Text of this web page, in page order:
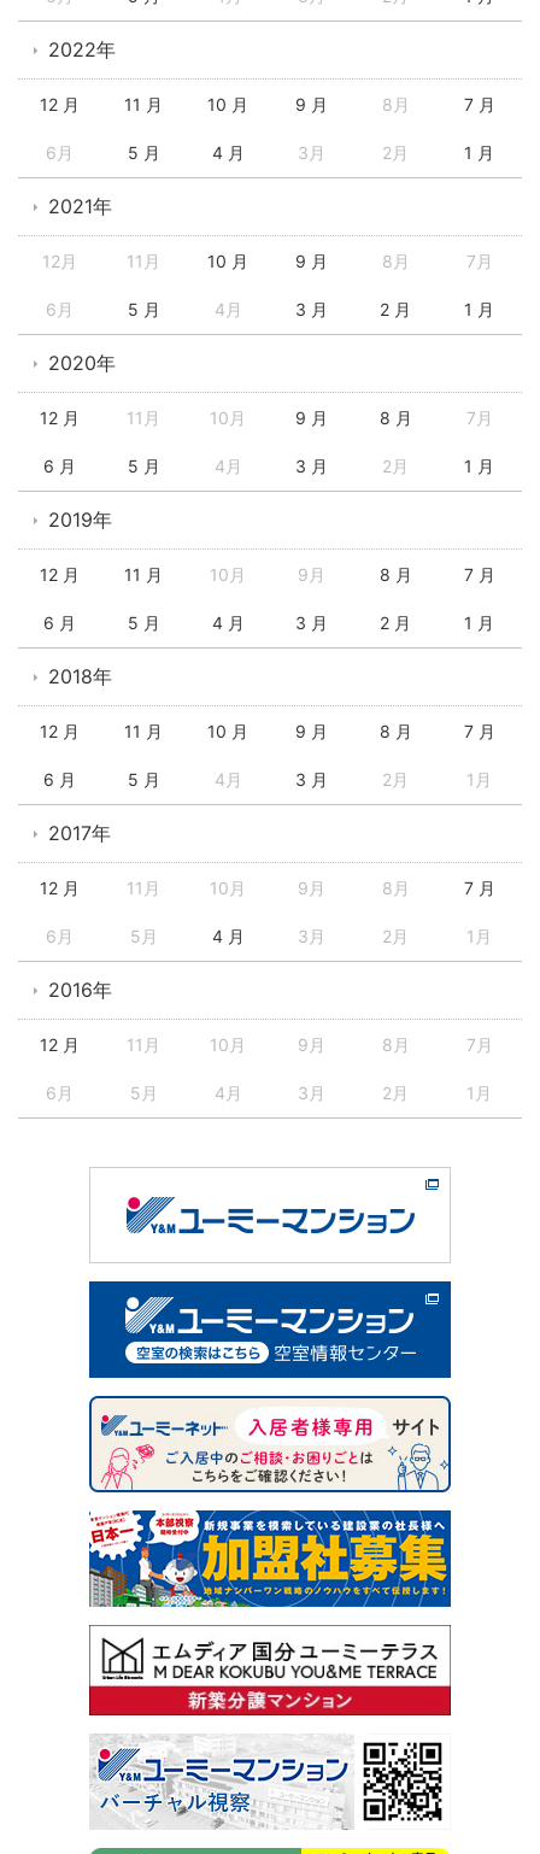
2022年
12 月 11 月 10 月 9 月 8月 7 月
6月 5 月 4 月 3月 2月 1 月
2021年
12月 11月 10 月 9 月 8月 7月
6月 5 月 4月 3 月 2 月 1 月
2020年
12 月 11月 10月 9 月 8 月 7月
6 月 5 月 4月 3 月 2月 1 月
2019年
12 月 11 月 10月 9月 8 月 7 月
6 月 5 月 4 月 3 月 2 月 1 月
2018年
12 月 11 月 10 月 9 月 8 月 7 月
6 月 5 月 4月 3 月 2月 1月
2017年
12 月 11月 10月 9月 8月 7 月
6月 5月 4 月 3月 2月 1月
2016年
12 月 11月 10月 9月 8月 7月
6月 5月 4月 3月 2月 1月